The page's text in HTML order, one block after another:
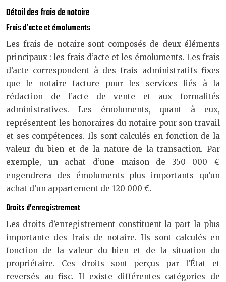
Détail des frais de notaire
Frais d’acte et émoluments
Les frais de notaire sont composés de deux éléments
principaux : les frais d’acte et les émoluments. Les frais
d’acte correspondent à des frais administratifs fixes
que le notaire facture pour les services liés à la
rédaction de l’acte de vente et aux formalités
administratives. Les émoluments, quant à eux,
représentent les honoraires du notaire pour son travail
et ses compétences. Ils sont calculés en fonction de la
valeur du bien et de la nature de la transaction. Par
exemple, un achat d’une maison de 350 000 €
engendrera des émoluments plus importants qu’un
achat d’un appartement de 120 000 €.
Droits d’enregistrement
Les droits d’enregistrement constituent la part la plus
importante des frais de notaire. Ils sont calculés en
fonction de la valeur du bien et de la situation du
propriétaire. Ces droits sont perçus par l’État et
reversés au fisc. Il existe différentes catégories de